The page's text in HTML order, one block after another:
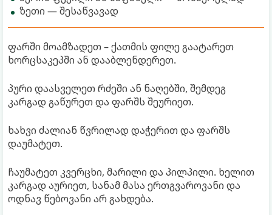
ზეთი ― შესაწვავად
ფარში მოამზადეთ – ქათმის ფილე გაატარეთ
ხორცსაკეპში ან დააბლენდერეთ.
პური დაასველეთ რძეში ან ნაღებში, შემდეგ
კარგად გაწურეთ და ფარშს შეურიეთ.
ხახვი ძალიან წვრილად დაჭერით და ფარშს
დაუმატეთ.
ჩაუმატეთ კვერცხი, მარილი და პილპილი. ხელით
კარგად აურიეთ, სანამ მასა ერთგვაროვანი და
ოდნავ წებოვანი არ გახდება.